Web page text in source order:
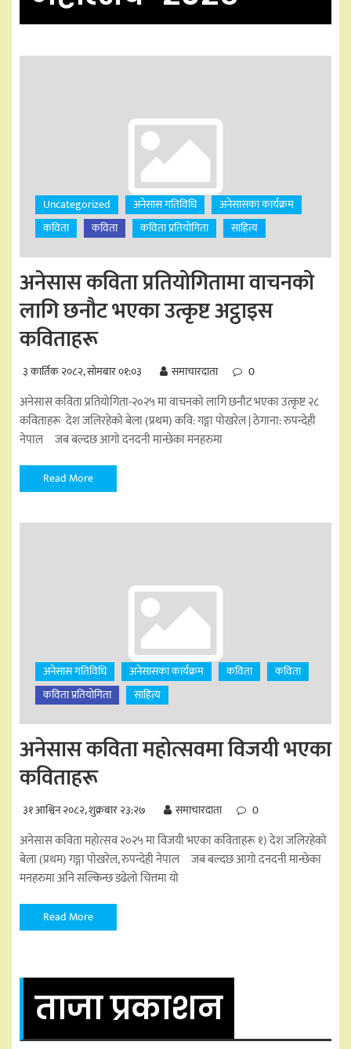
Uncategorized अनेसास गतिविधि
अनेसासका कार्यक्रम
कविता
कविता कविता प्रतियोगिता साहित्य
अनेसास कविता प्रतियोगितामा वाचनको
लागि छनौट भएका उत्कृष्ट अट्ठाइस
कविताहरू
३ कार्तिक २०८२, सोमबार ०१:०३ समाचारदाता 0
अनेसास कविता प्रतियोगिता-२०२५ मा वाचनको लागि छनौट भएका उत्कृष्ट २८
कविताहरू देश जलिरहेको बेला (प्रथम) कवि: गङ्गा पोखरेल | ठेगाना: रुपन्देही
नेपाल जब बल्दछ आगो दनदनी मान्छेका मनहरुमा
Read More
अनेसास गतिविधि अनेसासका कार्यक्रम कविता
कविता
कविता प्रतियोगिता
साहित्य
अनेसास कविता महोत्सवमा विजयी भएका
कविताहरू
३१ आश्विन २०८२, शुक्रबार २३:२७ समाचारदाता 0
अनेसास कविता महोत्सव २०२५ मा विजयी भएका कविताहरू १) देश जलिरहेको
बेला (प्रथम) गङ्गा पोखरेल, रुपन्देही नेपाल जब बल्दछ आगो दनदनी मान्छेका
मनहरुमा अनि सल्किन्छ डढेलो चित्तमा यो
Read More
ताजा प्रकाशन